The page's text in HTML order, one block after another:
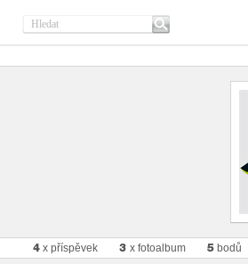
4 x příspěvek 3 x fotoalbum 5 bodů